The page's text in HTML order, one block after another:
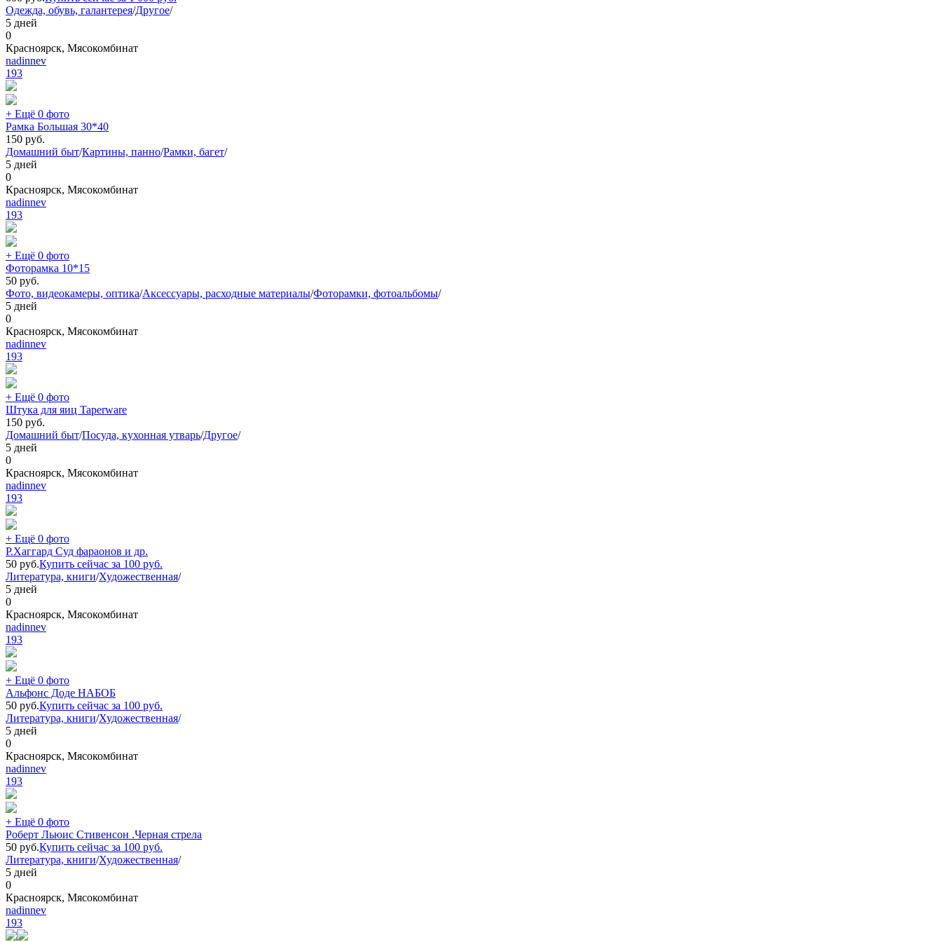
Одежда, обувь, галантерея/Другое/
5 дней
0
Красноярск, Мясокомбинат
nadinnev
193
+ Ещё 0 фото
Рамка Большая 30*40
150 руб.
Домашний быт/Картины, панно/Рамки, багет/
5 дней
0
Красноярск, Мясокомбинат
nadinnev
193
+ Ещё 0 фото
Фоторамка 10*15
50 руб.
Фото, видеокамеры, оптика/Аксессуары, расходные материалы/Фоторамки, фотоальбомы/
5 дней
0
Красноярск, Мясокомбинат
nadinnev
193
+ Ещё 0 фото
Штука для яиц Taperware
150 руб.
Домашний быт/Посуда, кухонная утварь/Другое/
5 дней
0
Красноярск, Мясокомбинат
nadinnev
193
+ Ещё 0 фото
Р.Хаггард Суд фараонов и др.
50 руб.Купить сейчас за 100 руб.
Литература, книги/Художественная/
5 дней
0
Красноярск, Мясокомбинат
nadinnev
193
+ Ещё 0 фото
Альфонс Доде НАБОБ
50 руб.Купить сейчас за 100 руб.
Литература, книги/Художественная/
5 дней
0
Красноярск, Мясокомбинат
nadinnev
193
+ Ещё 0 фото
Роберт Льюис Стивенсон .Черная стрела
50 руб.Купить сейчас за 100 руб.
Литература, книги/Художественная/
5 дней
0
Красноярск, Мясокомбинат
nadinnev
193